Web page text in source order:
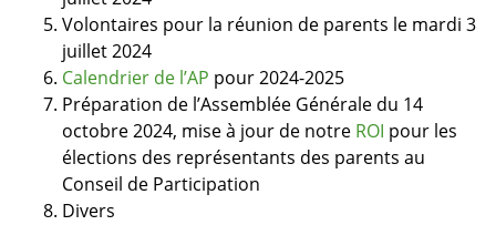
Volontaires pour la réunion de parents le mardi 3
juillet 2024
Calendrier de l’AP pour 2024-2025
Préparation de l’Assemblée Générale du 14
octobre 2024, mise à jour de notre ROI pour les
élections des représentants des parents au
Conseil de Participation
Divers